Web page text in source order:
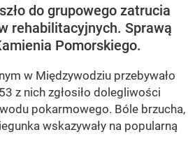
do grupowego zatrucia
rehabilitacyjnych. Sprawą
Pomorskiego.
w Międzywodziu przebywało
z nich zgłosiło dolegliwości
pokarmowego. Bóle brzucha,
wskazywały na popularną